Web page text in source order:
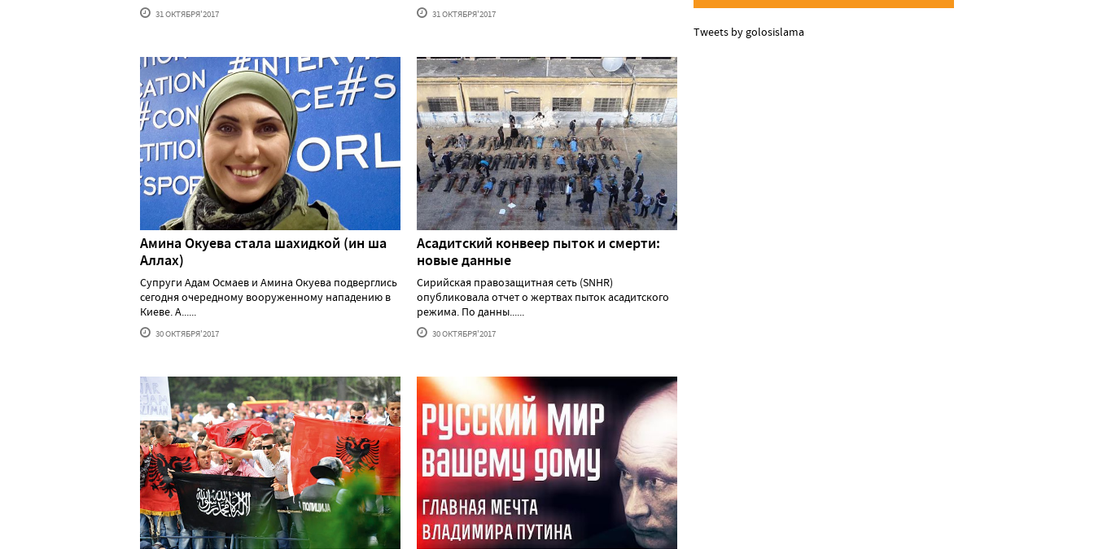
31 ОКТЯБРЯ'2017 31 ОКТЯБРЯ'2017
Амина Окуева стала шахидкой (ин ша
Аллах)
Супруги Адам Осмаев и Амина Окуева подверглись
сегодня очередному вооруженному нападению в
Киеве. А......
30 ОКТЯБРЯ'2017
Асадитский конвеер пыток и смерти:
новые данные
Сирийская правозащитная сеть (SNHR)
опубликовала отчет о жертвах пыток асадитского
режима. По данны......
30 ОКТЯБРЯ'2017
Tweets by golosislama